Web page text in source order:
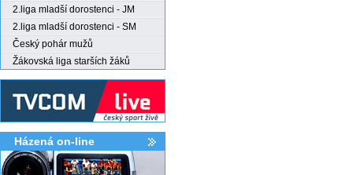
2.liga mladší dorostenci - JM
2.liga mladší dorostenci - SM
Český pohár mužů
Žákovská liga starších žáků
Házená on-line